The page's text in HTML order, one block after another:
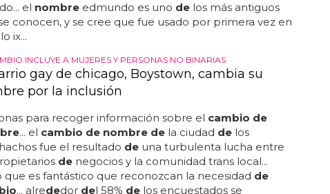
el nombreedmundo es uno delos más antiguos
conocen, y se cree que fue usado por primera vez en
ix...
INCLUYE A MUJERES Y PERSONAS NO BINARIAS
gay de chicago, Boystown, cambia su
por la inclusión
para recoger información sobre el cambio de
... el cambio de nombre dela ciudad delos
fue el resultado deuna turbulenta lucha entre
denegocios y la comunidad trans local...
que es fantástico que reconozcan la necesidad de
... alrededor del 58% delos encuestados se